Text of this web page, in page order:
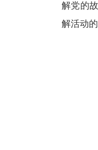
解党的
解活动